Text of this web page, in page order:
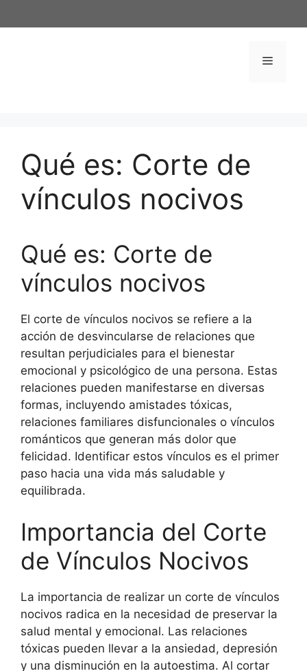
al
Menú
Qué es: Corte de
vínculos nocivos
Qué es: Corte de
vínculos nocivos
El corte de vínculos nocivos se refiere a la
acción de desvincularse de relaciones que
resultan perjudiciales para el bienestar
emocional y psicológico de una persona. Estas
relaciones pueden manifestarse en diversas
formas, incluyendo amistades tóxicas,
relaciones familiares disfuncionales o vínculos
románticos que generan más dolor que
felicidad. Identificar estos vínculos es el primer
paso hacia una vida más saludable y
equilibrada.
Importancia del Corte
de Vínculos Nocivos
La importancia de realizar un corte de vínculos
nocivos radica en la necesidad de preservar la
salud mental y emocional. Las relaciones
tóxicas pueden llevar a la ansiedad, depresión
y una disminución en la autoestima. Al cortar